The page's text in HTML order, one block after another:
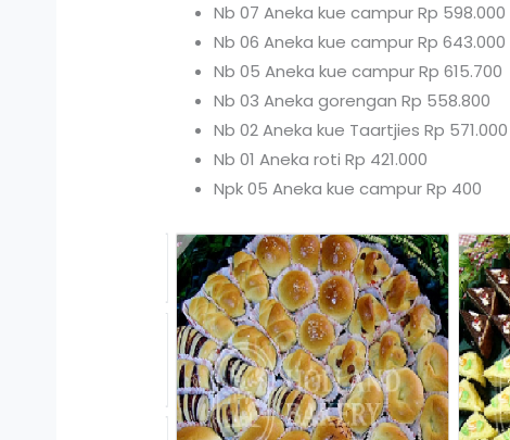
Nb 07 Aneka kue campur Rp 598.000
Nb 06 Aneka kue campur Rp 643.000
Nb 05 Aneka kue campur Rp 615.700
Nb 03 Aneka gorengan Rp 558.800
Nb 02 Aneka kue Taartjies Rp 571.000
Nb 01 Aneka roti Rp 421.000
Npk 05 Aneka kue campur Rp 400